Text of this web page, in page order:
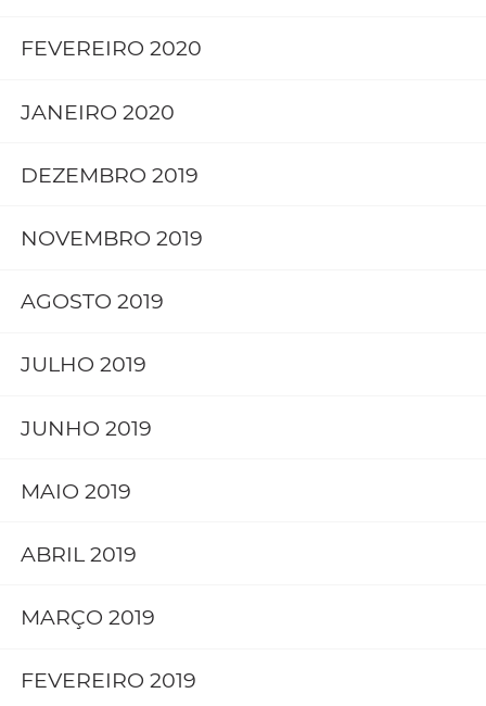
FEVEREIRO 2020
JANEIRO 2020
DEZEMBRO 2019
NOVEMBRO 2019
AGOSTO 2019
JULHO 2019
JUNHO 2019
MAIO 2019
ABRIL 2019
MARÇO 2019
FEVEREIRO 2019